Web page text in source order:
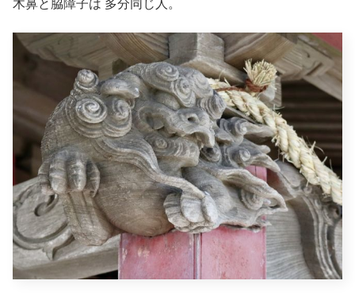
木鼻と脇障子は 多分同じ人。